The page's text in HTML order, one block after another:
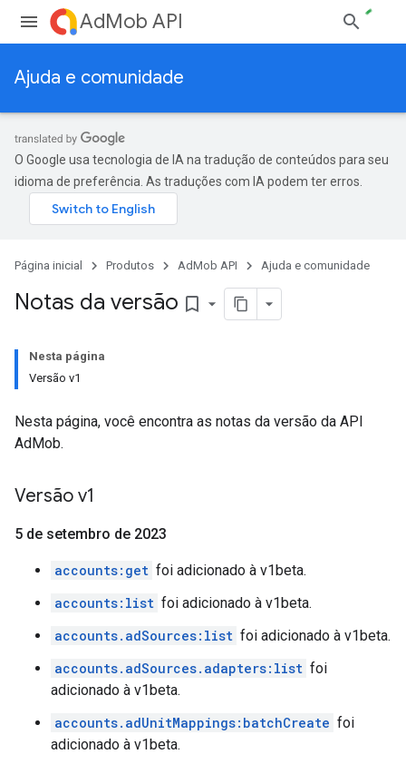
AdMob API
Ajuda e comunidade
O Google usa tecnologia de IA na tradução de conteúdos para seu
idioma de preferência. As traduções com IA podem ter erros.
Página inicial Produtos AdMob API Ajuda e comunidade
Notas da versão bookmark_border
Nesta página
Versão v1
Nesta página, você encontra as notas da versão da API
AdMob.
Versão v1
5 de setembro de 2023
accounts:get foi adicionado à v1beta.
accounts:list foi adicionado à v1beta.
accounts.adSources:list foi adicionado à v1beta.
accounts.adSources.adapters:list foi
adicionado à v1beta.
accounts.adUnitMappings:batchCreate foi
adicionado à v1beta.